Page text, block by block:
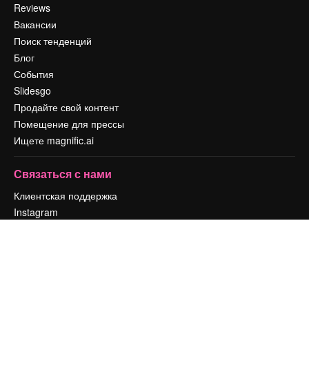
Reviews
Вакансии
Поиск тенденций
Блог
События
Slidesgo
Продайте свой контент
Помещение для прессы
Ищете magnific.ai
Связаться с нами
Клиентская поддержка
Instagram